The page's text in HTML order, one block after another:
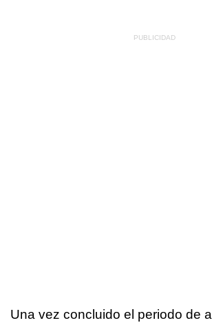
Una vez concluido el periodo de